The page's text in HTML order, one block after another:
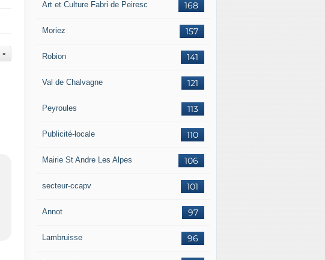
168
Art et Culture Fabri de Peiresc
157
Moriez
141
Robion
121
Val de Chalvagne
113
Peyroules
110
Publicité-locale
106
Mairie St Andre Les Alpes
101
secteur-ccapv
97
Annot
96
Lambruisse